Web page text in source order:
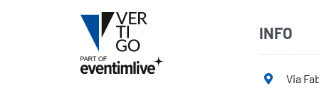
INFO
Via